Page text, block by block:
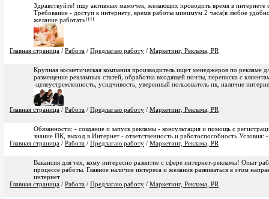
Здравствуйте! ищу активных мамочек, желающих проводить время в интернете
Требование - доступ к интернету, время работы минимум 2 часа(в любое
желание работать!!!!
Главная страница / Работа / Предлагаю работу / Маркетинг, Реклама, PR
Крупная косметическая компания производитель ищет менеджеров по рекламе
размещение рекламных статей, обработка входящей почты, переписка с
-целеустремленность, усидчивость, уверенный пользователь пк, наличие
Главная страница / Работа / Предлагаю работу / Маркетинг, Реклама, PR
Обязанности: - создание и запуск рекламы - консультация и помощь с
знание ПК, выход в Интернет - ответственность и работоспособность Условия:
Главная страница / Работа / Предлагаю работу / Маркетинг, Реклама, PR
Вакансия для тех, кому интересно развитие с сфере интернет-рекламы! Опыт
процессе работы. Главное наличие интереса и желания развиваться в этом
интернет
Главная страница / Работа / Предлагаю работу / Маркетинг, Реклама, PR